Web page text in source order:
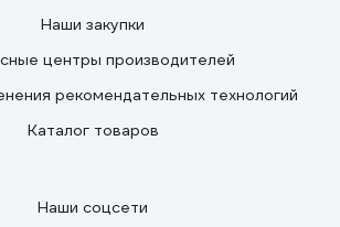
Наши закупки
центры производителей
рекомендательных технологий
Каталог товаров
Наши соцсети